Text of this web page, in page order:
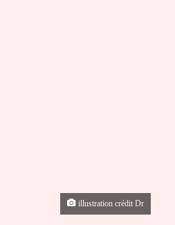
illustration crédit Dr